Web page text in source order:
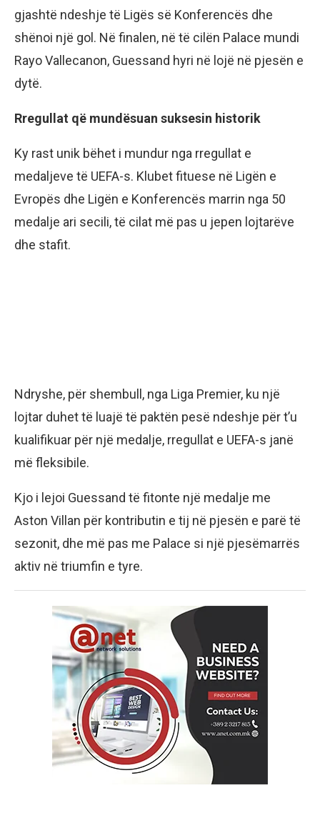
gjashtë ndeshje të Ligës së Konferencës dhe
shënoi një gol. Në finalen, në të cilën Palace mundi
Rayo Vallecanon, Guessand hyri në lojë në pjesën e
dytë.
Rregullat që mundësuan suksesin historik
Ky rast unik bëhet i mundur nga rregullat e
medaljeve të UEFA-s. Klubet fituese në Ligën e
Evropës dhe Ligën e Konferencës marrin nga 50
medalje ari secili, të cilat më pas u jepen lojtarëve
dhe stafit.
Ndryshe, për shembull, nga Liga Premier, ku një
lojtar duhet të luajë të paktën pesë ndeshje për t’u
kualifikuar për një medalje, rregullat e UEFA-s janë
më fleksibile.
Kjo i lejoi Guessand të fitonte një medalje me
Aston Villan për kontributin e tij në pjesën e parë të
sezonit, dhe më pas me Palace si një pjesëmarrës
aktiv në triumfin e tyre.